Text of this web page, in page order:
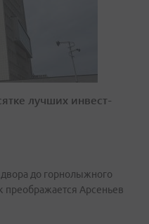
лучших инвест-
до горнолыжного
преображается Арсеньев